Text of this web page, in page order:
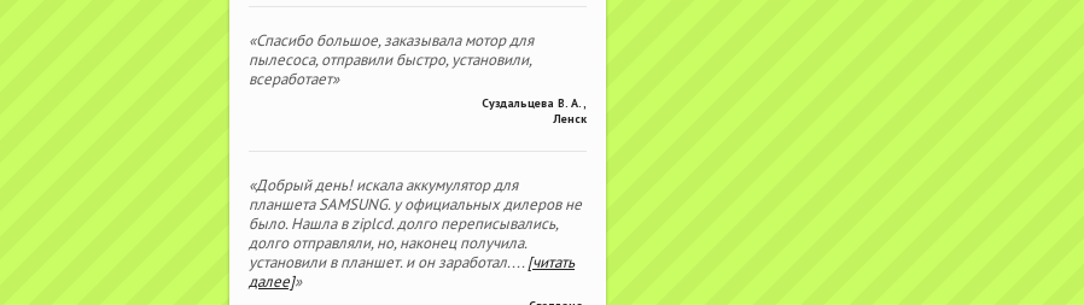
«Спасибо большое, заказывала мотор для
пылесоса, отправили быстро, установили,
всеработает»
Суздальцева В. А.
Ленск
«Добрый день! искала аккумулятор для
планшета SAMSUNG. у официальных дилеров не
было. Нашла в ziplcd. долго переписывались,
долго отправляли, но, наконец получила.
установили в планшет. и он заработал....[читать
далее]»